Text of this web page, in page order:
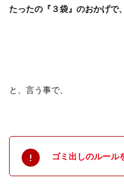
たったの『３袋』のおかげで
と、言う事で、
ゴミ出しのルール